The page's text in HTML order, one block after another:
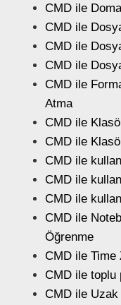
CMD ile
CMD ile
CMD ile
CMD ile
CMD ile
Atma
CMD ile
CMD ile
CMD ile
CMD ile
CMD ile
CMD ile
Öğrenme
CMD ile Time
CMD ile toplu
CMD ile Uzak